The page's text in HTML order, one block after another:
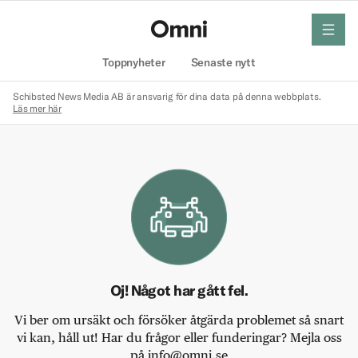
Toppnyheter Senaste nytt
meny
Schibsted News Media AB är ansvarig för dina data på denna webbplats.
Läs mer här
Oj! Något har gått fel.
Vi ber om ursäkt och försöker åtgärda problemet så snart
vi kan, håll ut! Har du frågor eller funderingar? Mejla oss